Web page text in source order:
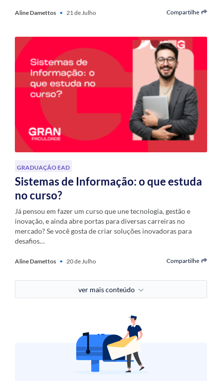
Aline Damettos • 21 de Julho Compartilhe
GRADUAÇÃO EAD
Sistemas de Informação: o que estuda
no curso?
Já pensou em fazer um curso que une tecnologia, gestão e
inovação, e ainda abre portas para diversas carreiras no
mercado? Se você gosta de criar soluções inovadoras para
desafios…
Aline Damettos • 20 de Julho Compartilhe
ver mais conteúdo